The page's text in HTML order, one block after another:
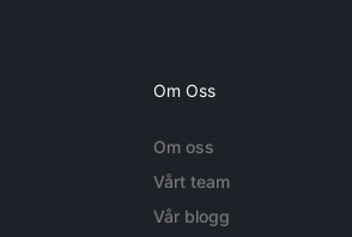
Om Oss
Om oss
Vårt team
Vår blogg